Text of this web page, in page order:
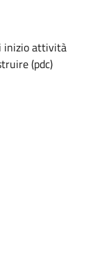
inizio attività
(pdc)